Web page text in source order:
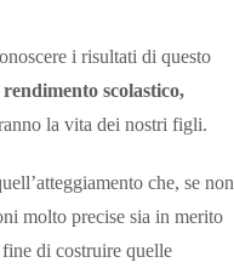
i risultati di questo
scolastico,
la vita dei nostri figli.
che, se non
molto precise sia in merito
di costruire quelle